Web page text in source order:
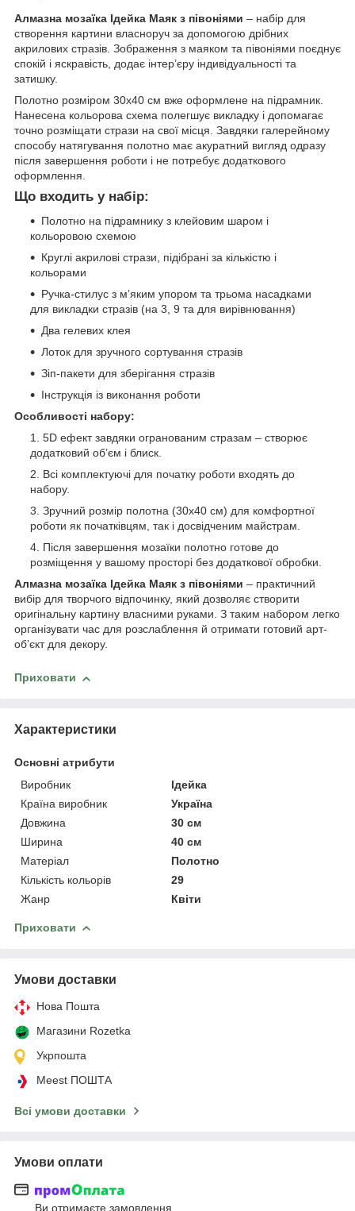
Алмазна мозаїка Ідейка Маяк з півоніями – набір для
створення картини власноруч за допомогою дрібних
акрилових стразів. Зображення з маяком та півоніями поєднує
спокій і яскравість, додає інтер’єру індивідуальності та
затишку.
Полотно розміром 30x40 см вже оформлене на підрамник.
Нанесена кольорова схема полегшує викладку і допомагає
точно розміщати стрази на свої місця. Завдяки галерейному
способу натягування полотно має акуратний вигляд одразу
після завершення роботи і не потребує додаткового
оформлення.
Що входить у набір:
Полотно на підрамнику з клейовим шаром і
кольоровою схемою
Круглі акрилові стрази, підібрані за кількістю і
кольорами
Ручка-стилус з м’яким упором та трьома насадками
для викладки стразів (на 3, 9 та для вирівнювання)
Два гелевих клея
Лоток для зручного сортування стразів
Зіп-пакети для зберігання стразів
Інструкція із виконання роботи
Особливості набору:
5D ефект завдяки огранованим стразам – створює
додатковий об’єм і блиск.
Всі комплектуючі для початку роботи входять до
набору.
Зручний розмір полотна (30x40 см) для комфортної
роботи як початківцям, так і досвідченим майстрам.
Після завершення мозаїки полотно готове до
розміщення у вашому просторі без додаткової обробки.
Алмазна мозаїка Ідейка Маяк з півоніями – практичний
вибір для творчого відпочинку, який дозволяє створити
оригінальну картину власними руками. З таким набором легко
організувати час для розслаблення й отримати готовий арт-
об’єкт для декору.
Приховати
Характеристики
Основні атрибути
Виробник
Ідейка
Країна виробник
Україна
Довжина
30 см
Ширина
40 см
Матеріал
Полотно
Кількість кольорів
29
Жанр
Квіти
Приховати
Умови доставки
Нова Пошта
Магазини Rozetka
Укрпошта
Meest ПОШТА
Всі умови доставки
Умови оплати
Ви отримаєте замовлення